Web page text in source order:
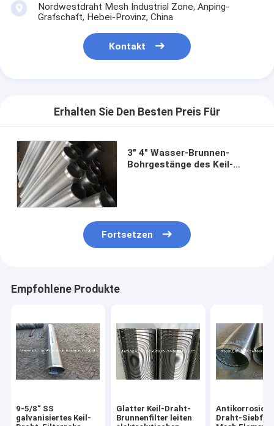
Nordwestdraht Mesh Industrial Zone, Anping-
Grafschaft, Hebei-Provinz, China
Kontakt
Erhalten Sie Den Besten Preis Für
3" 4" Wasser-Brunnen-
Bohrgestänge des Keil-
Fortsetzen
Empfohlene Produkte
9-5/8“ SS
galvanisiertes Keil-
Glatter Keil-Draht-
Brunnenfilter leiten
Antikorrosion
Draht-